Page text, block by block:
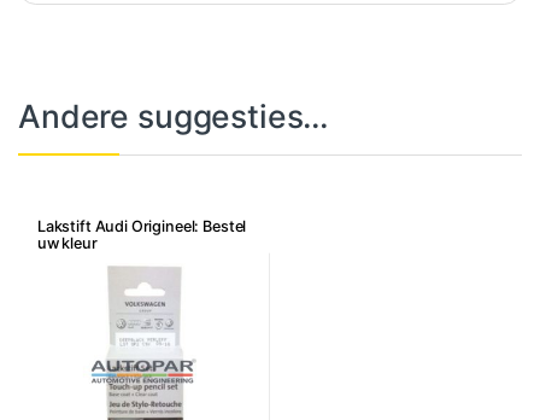
Andere suggesties…
Lakstift Audi Origineel: Bestel
uw kleur